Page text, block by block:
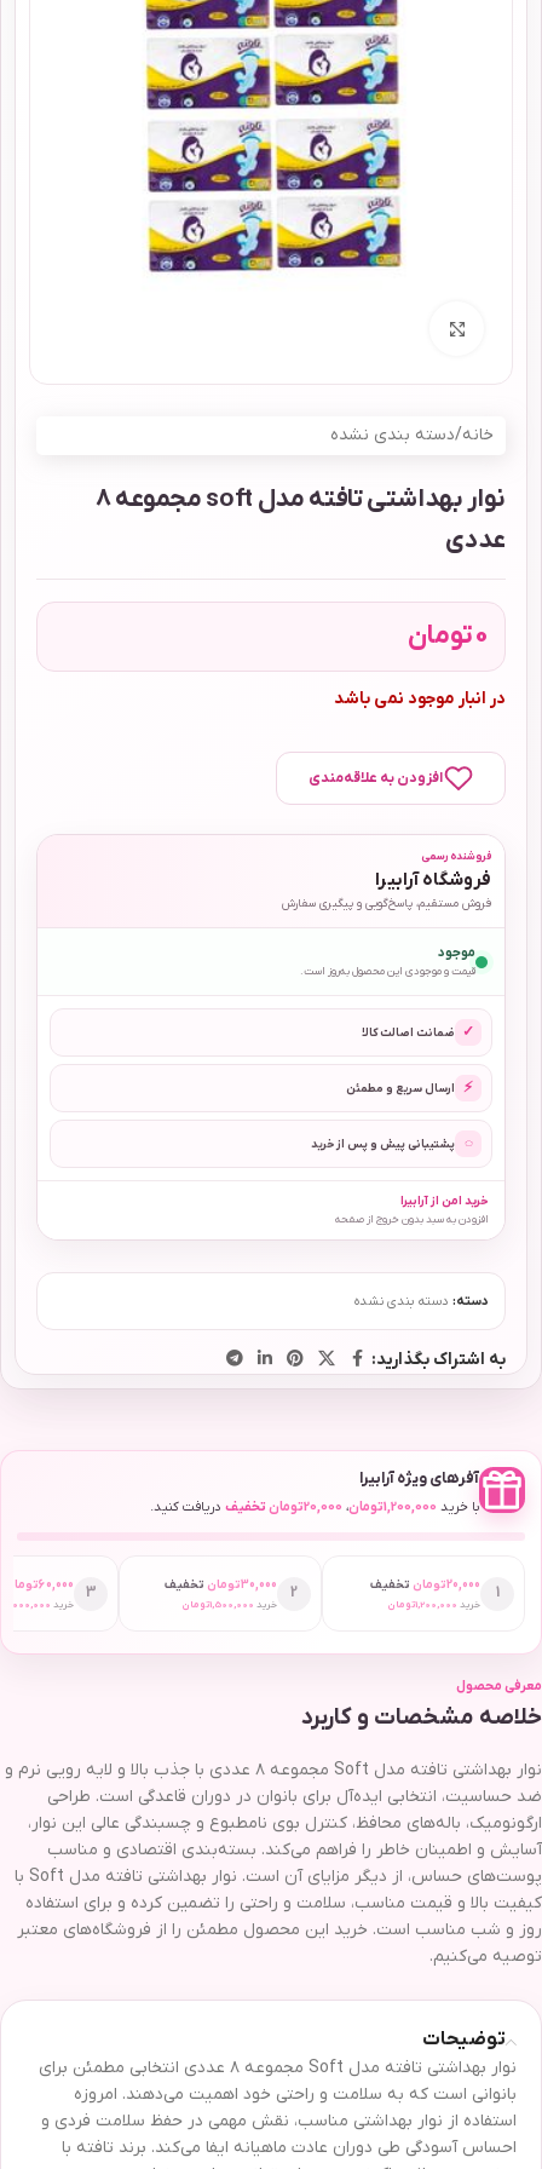
خانه/دسته بندی نشده
نوار بهداشتی تافته مدل soft مجموعه 8
عددی
0تومان
در انبار موجود نمی باشد
افزودن به علاقه‌مندی
فروشنده رسمی
فروشگاه آرابیرا
فروش مستقیم، پاسخ‌گویی و پیگیری سفارش
موجود
قیمت و موجودی این محصول به‌روز است.
✓ ضمانت اصالت کالا
⚡ ارسال سریع و مطمئن
◌ پشتیبانی پیش و پس از خرید
خرید امن از آرابیرا
افزودن به سبد بدون خروج از صفحه
دسته: دسته بندی نشده
به اشتراک بگذارید:
آفرهای ویژه آرابیرا
با خرید 1,200,000تومان، 20,000تومان تخفیف دریافت کنید.
1
20,000تومان تخفیف
خرید 1,200,000تومان
2
30,000تومان تخفیف
خرید 1,500,000تومان
3
60,000تومان
خرید 2,000,000
معرفی محصول
خلاصه مشخصات و کاربرد
نوار بهداشتی تافته مدل Soft مجموعه ۸ عددی با جذب بالا و لایه رویی نرم و
ضد حساسیت، انتخابی ایده‌آل برای بانوان در دوران قاعدگی است. طراحی
ارگونومیک، باله‌های محافظ، کنترل بوی نامطبوع و چسبندگی عالی این نوار،
آسایش و اطمینان خاطر را فراهم می‌کند. بسته‌بندی اقتصادی و مناسب
پوست‌های حساس، از دیگر مزایای آن است. نوار بهداشتی تافته مدل Soft با
کیفیت بالا و قیمت مناسب، سلامت و راحتی را تضمین کرده و برای استفاده
روز و شب مناسب است. خرید این محصول مطمئن را از فروشگاه‌های معتبر
توصیه می‌کنیم.
توضیحات
نوار بهداشتی تافته مدل Soft مجموعه ۸ عددی انتخابی مطمئن برای
بانوانی است که به سلامت و راحتی خود اهمیت می‌دهند. امروزه
استفاده از نوار بهداشتی مناسب، نقش مهمی در حفظ سلامت فردی و
احساس آسودگی طی دوران عادت ماهیانه ایفا می‌کند. برند تافته با